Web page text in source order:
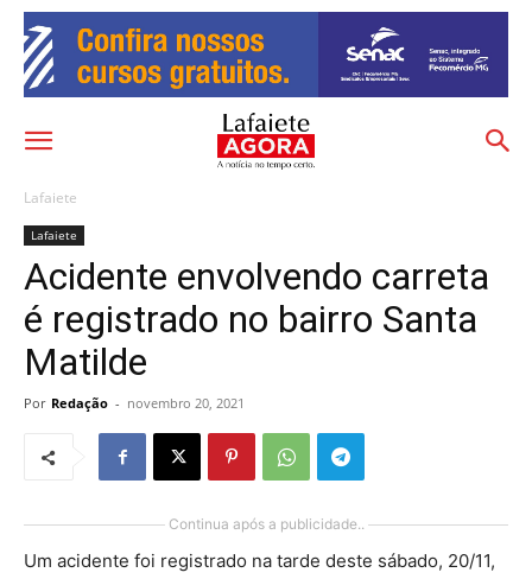
Lafaiete
Lafaiete
Acidente envolvendo carreta
é registrado no bairro Santa
Matilde
Por Redação - novembro 20, 2021
Continua após a publicidade..
Um acidente foi registrado na tarde deste sábado, 20/11,